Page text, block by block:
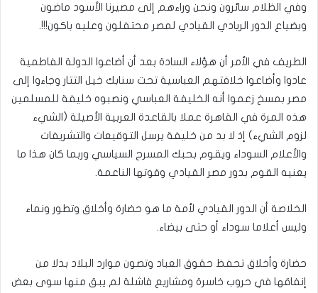
وفي الظلام سائرون ونحن وراءهم إلى مصيرنا الأسود ماضون
وبضياع الدور الريادي القيادي لمصر محتفلون وعليه باكون!!!.
الطريف في الأمر أن هؤلاء السادة بعد أن أضاعوا الدولة الفاطمية
عادوا وأضاعوا خلافتهم العباسية تحت سنابك خيل التتار وجاءوا إلى
مصر بمسخ زعموا أنه الخليفة العباسي ونصبوه خليفة للمسلمين
هذه المرة في القاهرة عملا بالقاعدة العربية الأصيلة (الشيء
لزوم الشيء) إذ لا بد من خليفة يرسل التوقيعات والتشريفات
والأعلام السوداء ويقوم بحبك المسرح السياسي وربما كان هذا ما
يعنيه القوم بدور مصر القيادي وقوتها الناعمة.
الخلاصة أن الدور القيادي لأمة ما هو حضارة وأخلاق وتطور ونماء
وليس أعلاما سوداء أو حتى بيضاء.
حضارة وأخلاق تحفظ حقوق العباد وتصون موارد البلاد بدلا من
إنفاقها في حروب خاسرة ومشاريع فاشلة لم يبق منها سوى بعض